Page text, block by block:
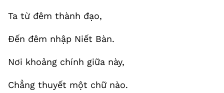
Ta từ đêm thành đạo,
Đến đêm nhập Niết Bàn.
Nơi khoảng chính giữa này,
Chẳng thuyết một chữ nào.